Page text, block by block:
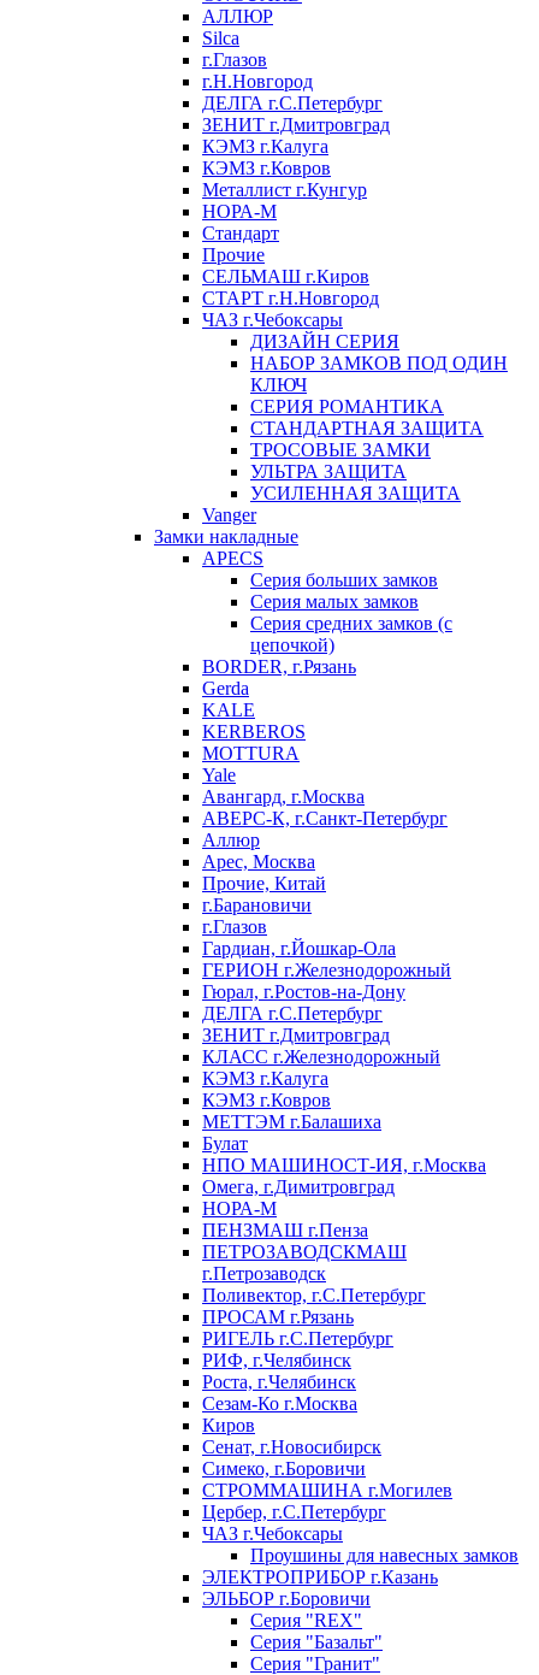
АЛЛЮР
Silca
г.Глазов
г.Н.Новгород
ДЕЛГА г.С.Петербург
ЗЕНИТ г.Дмитровград
КЭМЗ г.Калуга
КЭМЗ г.Ковров
Металлист г.Кунгур
НОРА-М
Стандарт
Прочие
СЕЛЬМАШ г.Киров
СТАРТ г.Н.Новгород
ЧАЗ г.Чебоксары
ДИЗАЙН СЕРИЯ
НАБОР ЗАМКОВ ПОД ОДИН
КЛЮЧ
СЕРИЯ РОМАНТИКА
СТАНДАРТНАЯ ЗАЩИТА
ТРОСОВЫЕ ЗАМКИ
УЛЬТРА ЗАЩИТА
УСИЛЕННАЯ ЗАЩИТА
Vanger
Замки накладные
APECS
Серия больших замков
Серия малых замков
Серия средних замков (с
цепочкой)
BORDER, г.Рязань
Gerda
KALE
KERBEROS
MOTTURA
Yale
Авангард, г.Москва
АВЕРС-К, г.Санкт-Петербург
Аллюр
Арес, Москва
Прочие, Китай
г.Барановичи
г.Глазов
Гардиан, г.Йошкар-Ола
ГЕРИОН г.Железнодорожный
Гюрал, г.Ростов-на-Дону
ДЕЛГА г.С.Петербург
ЗЕНИТ г.Дмитровград
КЛАСС г.Железнодорожный
КЭМЗ г.Калуга
КЭМЗ г.Ковров
МЕТТЭМ г.Балашиха
Булат
НПО МАШИНОСТ-ИЯ, г.Москва
Омега, г.Димитровград
НОРА-М
ПЕНЗМАШ г.Пенза
ПЕТРОЗАВОДСКМАШ
г.Петрозаводск
Поливектор, г.С.Петербург
ПРОСАМ г.Рязань
РИГЕЛЬ г.С.Петербург
РИФ, г.Челябинск
Роста, г.Челябинск
Сезам-Ко г.Москва
Киров
Сенат, г.Новосибирск
Симеко, г.Боровичи
СТРОММАШИНА г.Могилев
Цербер, г.С.Петербург
ЧАЗ г.Чебоксары
Проушины для навесных замков
ЭЛЕКТРОПРИБОР г.Казань
ЭЛЬБОР г.Боровичи
Серия "REX"
Серия "Базальт"
Серия "Гранит"